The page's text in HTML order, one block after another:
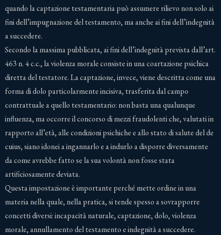
quando la captazione testamentaria può assumere rilievo non solo ai
fini dell’impugnazione del testamento, ma anche ai fini dell’indegnità
a succedere.
Secondo la massima pubblicata, ai fini dell’indegnità prevista dall’art.
463 n. 4 c.c., la violenza morale consiste in una coartazione psichica
diretta del testatore. La captazione, invece, viene descritta come una
forma di dolo particolarmente incisiva, trasferita dal campo
contrattuale a quello testamentario: non basta una qualunque
influenza, ma occorre il concorso di mezzi fraudolenti che, valutati in
rapporto all’età, alle condizioni psichiche e allo stato di salute del de
cuius, siano idonei a ingannarlo e a indurlo a disporre diversamente
da come avrebbe fatto se la sua volontà non fosse stata
artificiosamente deviata.
Questa impostazione è importante perché mette ordine in una
materia nella quale, nella pratica, si tende spesso a sovrapporre
concetti diversi: incapacità naturale, captazione, dolo, violenza
morale, annullamento del testamento e indegnità a succedere.